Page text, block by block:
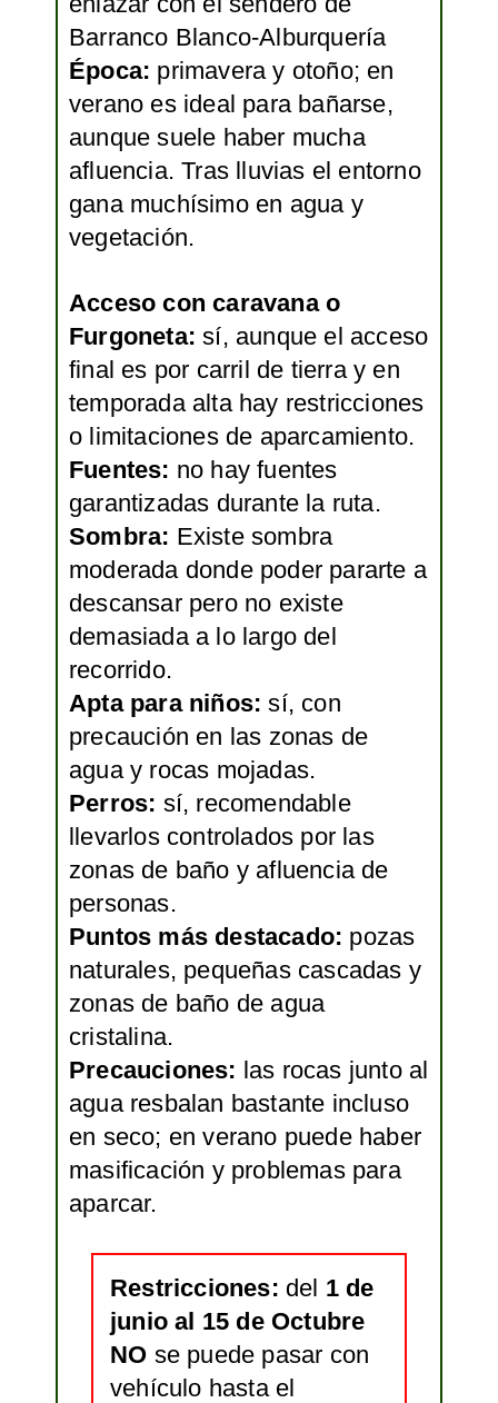
Barranco Blanco-Alburquería
Época: primavera y otoño; en
verano es ideal para bañarse,
aunque suele haber mucha
afluencia. Tras lluvias el entorno
gana muchísimo en agua y
vegetación.
Acceso con caravana o
Furgoneta: sí, aunque el acceso
final es por carril de tierra y en
temporada alta hay restricciones
o limitaciones de aparcamiento.
Fuentes: no hay fuentes
garantizadas durante la ruta.
Sombra: Existe sombra
moderada donde poder pararte a
descansar pero no existe
demasiada a lo largo del
recorrido.
Apta para niños: sí, con
precaución en las zonas de
agua y rocas mojadas.
Perros: sí, recomendable
llevarlos controlados por las
zonas de baño y afluencia de
personas.
Puntos más destacado: pozas
naturales, pequeñas cascadas y
zonas de baño de agua
cristalina.
Precauciones: las rocas junto al
agua resbalan bastante incluso
en seco; en verano puede haber
masificación y problemas para
aparcar.
Restricciones: del 1 de
junio al 15 de Octubre
NO se puede pasar con
vehículo hasta el